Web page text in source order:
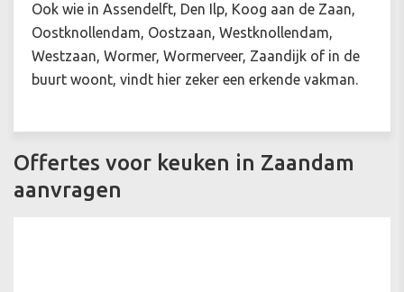
Ook wie in Assendelft, Den Ilp, Koog aan de Zaan,
Oostknollendam, Oostzaan, Westknollendam,
Westzaan, Wormer, Wormerveer, Zaandijk of in de
buurt woont, vindt hier zeker een erkende vakman.
Offertes voor keuken in Zaandam
aanvragen